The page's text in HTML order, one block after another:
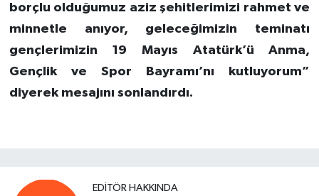
borçlu olduğumuz aziz şehitlerimizi rahmet ve
minnetle anıyor, geleceğimizin teminatı
gençlerimizin 19 Mayıs Atatürk’ü Anma,
Gençlik ve Spor Bayramı’nı kutluyorum”
diyerek mesajını sonlandırdı.
EDITÖR HAKKINDA